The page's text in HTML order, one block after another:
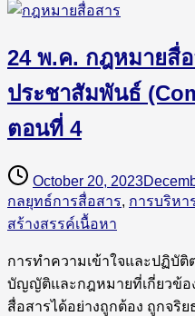
24 พ.ค. กฎหมายสื่
ประชาสัมพันธ์
ตอนที่ 4
October 20, 2023
กลยุทธ์การสื่อสาร, การบริหา
สร้างสรรค์เนื้อหา
การทำความเข้าใจและปฏิบั
บัญญัติและกฎหมายที่เกี่ยวข้อ
สื่อสารได้อย่างถูกต้อง ถูกจริ